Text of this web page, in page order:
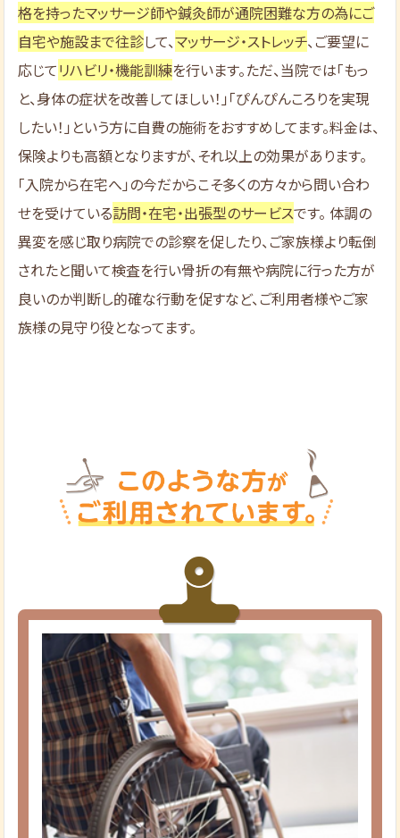
格を持ったマッサージ師や鍼灸師が通院困難な方の為にご
自宅や施設まで往診して、マッサージ・ストレッチ、ご要望に
応じてリハビリ・機能訓練を行います。ただ、当院では「もっ
と、身体の症状を改善してほしい！」「ぴんぴんころりを実現
したい！」という方に自費の施術をおすすめしてます。料金は、
保険よりも高額となりますが、それ以上の効果があります。
「入院から在宅へ」の今だからこそ多くの方々から問い合わ
せを受けている訪問・在宅・出張型のサービスです。 体調の
異変を感じ取り病院での診察を促したり、ご家族様より転倒
されたと聞いて検査を行い骨折の有無や病院に行った方が
良いのか判断し的確な行動を促すなど、ご利用者様やご家
族様の見守り役となってます。